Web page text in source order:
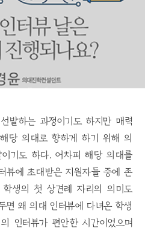
발하는 과정이기도 하지만 매력
당 의대로 향하게 하기 위해 의
기도 하다. 어차피 해당 의대를
뷰에 초대받은 지원자들 중에 존
생의 첫 상견례 자리의 의미도
면 왜 의대 인터뷰에 다녀온 학생
인터뷰가 편안한 시간이었으며